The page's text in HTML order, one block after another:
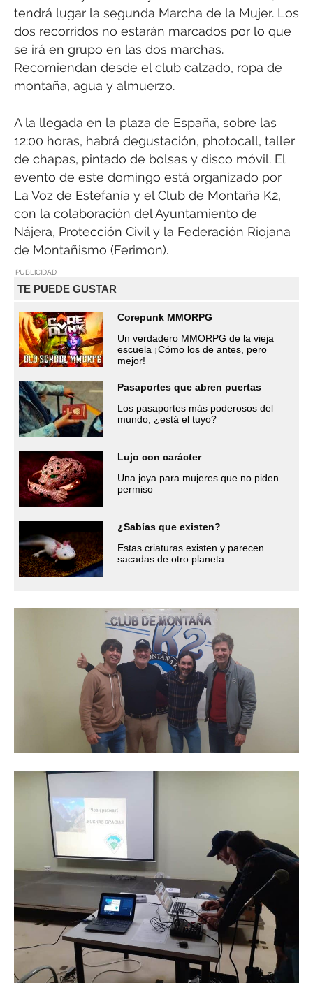
tendrá lugar la segunda Marcha de la Mujer. Los
dos recorridos no estarán marcados por lo que
se irá en grupo en las dos marchas.
Recomiendan desde el club calzado, ropa de
montaña, agua y almuerzo.
A la llegada en la plaza de España, sobre las
12:00 horas, habrá degustación, photocall, taller
de chapas, pintado de bolsas y disco móvil. El
evento de este domingo está organizado por
La Voz de Estefanía y el Club de Montaña K2,
con la colaboración del Ayuntamiento de
Nájera, Protección Civil y la Federación Riojana
de Montañismo (Ferimon).
PUBLICIDAD
TE PUEDE GUSTAR
Corepunk MMORPG
Un verdadero MMORPG de la vieja
escuela ¡Cómo los de antes, pero
mejor!
Pasaportes que abren puertas
Los pasaportes más poderosos del
mundo, ¿está el tuyo?
Lujo con carácter
Una joya para mujeres que no piden
permiso
¿Sabías que existen?
Estas criaturas existen y parecen
sacadas de otro planeta